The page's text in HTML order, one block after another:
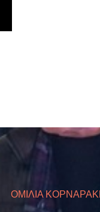
ΟΜΙΛΙΑ